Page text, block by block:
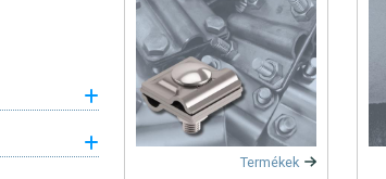
Termékek